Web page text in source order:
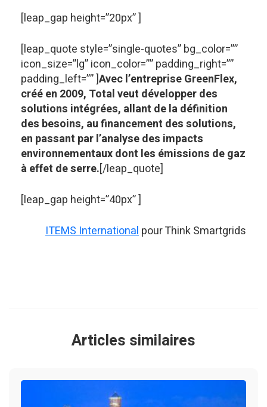
[leap_gap height=”20px” ]
[leap_quote style=”single-quotes” bg_color=””
icon_size=”lg” icon_color=”” padding_right=””
padding_left=”” ]Avec l’entreprise GreenFlex,
créé en 2009, Total veut développer des
solutions intégrées, allant de la définition
des besoins, au financement des solutions,
en passant par l’analyse des impacts
environnementaux dont les émissions de gaz
à effet de serre.[/leap_quote]
[leap_gap height=”40px” ]
ITEMS Internationalpour Think Smartgrids
Articles similaires